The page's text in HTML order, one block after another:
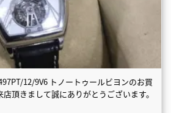
12/9V6 トノートゥールビヨンのお買
頂きまして誠にありがとうございます。